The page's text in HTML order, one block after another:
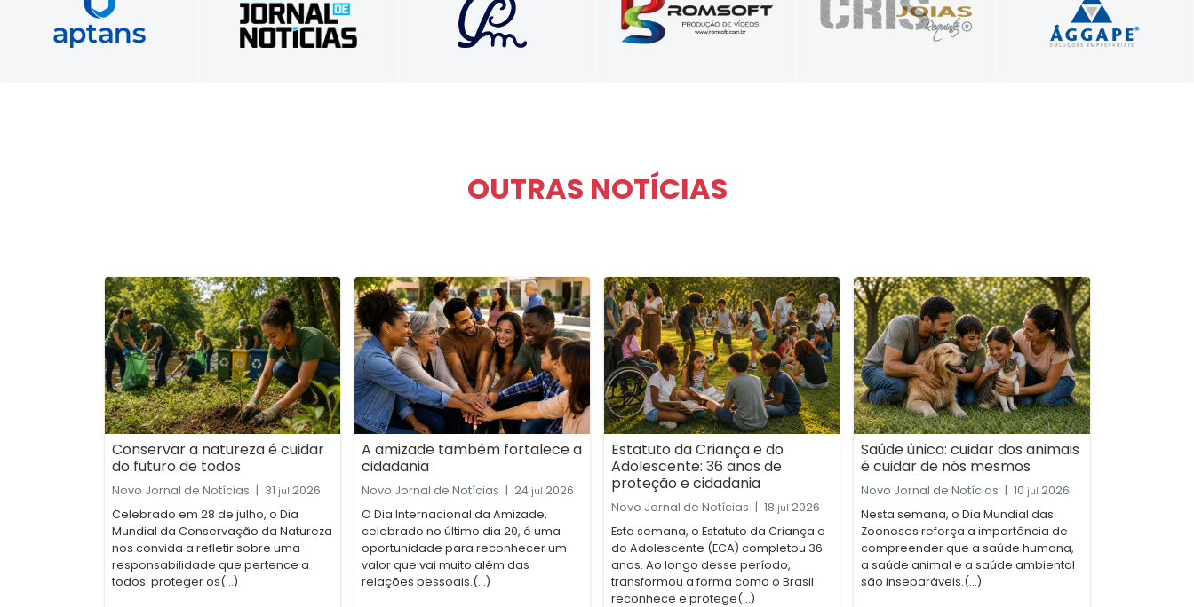
Foque no seu negócio.​ Nós
cuidamos do seu servidor​.
Tradição em Informar,
Inovação em Comunicar
transformam vidas e
carreiras com propósito e
autenticidade
institucionais e para
treinamentos
corporativos
Presente nos seus
melhores momentos
Profissionais unidos a
serviço do seu sucesso!
OUTRAS NOTÍCIAS
Conservar a natureza é cuidar
do futuro de todos
Novo Jornal de Notícias | 31 jul 2026
Celebrado em 28 de julho, o Dia
Mundial da Conservação da Natureza
nos convida a refletir sobre uma
responsabilidade que pertence a
todos: proteger os(...)
A amizade também fortalece a
cidadania
Novo Jornal de Notícias | 24 jul 2026
O Dia Internacional da Amizade,
celebrado no último dia 20, é uma
oportunidade para reconhecer um
valor que vai muito além das
relações pessoais.(...)
Estatuto da Criança e do
Adolescente: 36 anos de
proteção e cidadania
Novo Jornal de Notícias | 18 jul 2026
Esta semana, o Estatuto da Criança e
do Adolescente (ECA) completou 36
anos. Ao longo desse período,
transformou a forma como o Brasil
reconhece e protege(...)
Saúde única: cuidar dos animais
é cuidar de nós mesmos
Novo Jornal de Notícias | 10 jul 2026
Nesta semana, o Dia Mundial das
Zoonoses reforça a importância de
compreender que a saúde humana,
a saúde animal e a saúde ambiental
são inseparáveis.(...)